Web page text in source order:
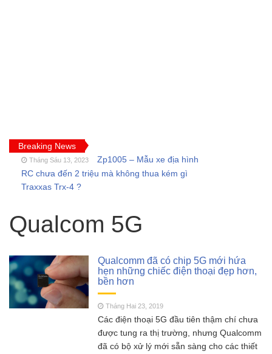
Breaking News
Tháng Sáu 13, 2023
Zp1005 – Mẫu xe địa hình
RC chưa đến 2 triệu mà không thua kém gì
Traxxas Trx-4 ?
thường gặp của tàu thuyền rc điều khiển từ xa
Feilun
FT011 có còn đáng mua khi SR65 đã quá bá
đạo?
Tháng Năm 13, 2023
SCY 16303 – Đúng nhận
sai cãi liệu có nên mua siêu phẩm xe drift
SCY16303 này ?
MJX Hyper go 16207 –
Siêu phẩm không đối thủ trong phân khúc 2
Qualcom 5G
Qualcomm đã có chip 5G mới hứa
hẹn những chiếc điện thoại đẹp hơn,
bền hơn
Tháng Hai 23, 2019
Các điện thoại 5G đầu tiên thậm chí chưa
được tung ra thị trường, nhưng Qualcomm
đã có bộ xử lý mới sẵn sàng cho các thiết